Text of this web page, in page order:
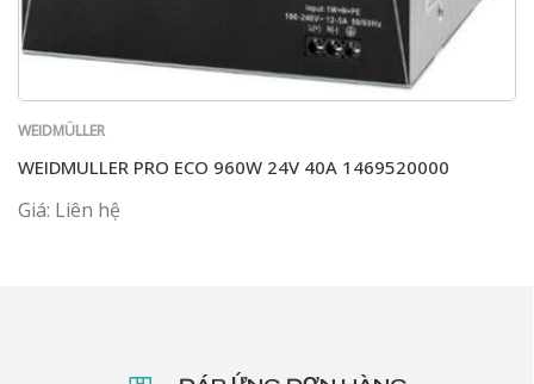
WEIDMÜLLER
WEIDMULLER PRO ECO 960W 24V 40A 1469520000
Giá: Liên hệ